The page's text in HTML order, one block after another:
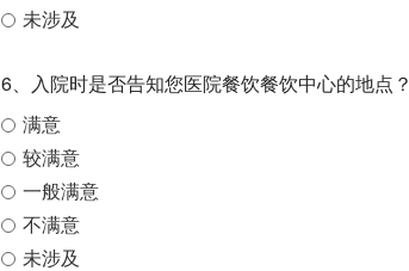
未涉及
6、入院时是否告知您医院餐饮餐饮中心的地点？
满意
较满意
一般满意
不满意
未涉及